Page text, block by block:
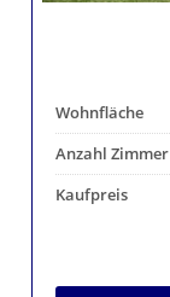
Wohnfläche
Anzahl Zimmer
Kaufpreis